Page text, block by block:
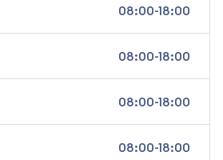
08:00-18:00
08:00-18:00
08:00-18:00
08:00-18:00